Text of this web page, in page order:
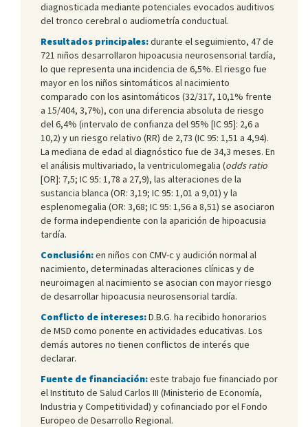
diagnosticada mediante potenciales evocados auditivos
del tronco cerebral o audiometría conductual.
Resultados principales:durante el seguimiento, 47 de
721 niños desarrollaron hipoacusia neurosensorial tardía,
lo que representa una incidencia de 6,5%. El riesgo fue
mayor en los niños sintomáticos al nacimiento
comparado con los asintomáticos (32/317, 10,1% frente
a 15/404, 3,7%), con una diferencia absoluta de riesgo
del 6,4% (intervalo de confianza del 95% [IC 95]: 2,6 a
10,2) y un riesgo relativo (RR) de 2,73 (IC 95: 1,51 a 4,94).
La mediana de edad al diagnóstico fue de 34,3 meses. En
el análisis multivariado, la ventriculomegalia (odds ratio
[OR]: 7,5; IC 95: 1,78 a 27,9), las alteraciones de la
sustancia blanca (OR: 3,19; IC 95: 1,01 a 9,01) y la
esplenomegalia (OR: 3,68; IC 95: 1,56 a 8,51) se asociaron
de forma independiente con la aparición de hipoacusia
tardía.
Conclusión:en niños con CMV-c y audición normal al
nacimiento, determinadas alteraciones clínicas y de
neuroimagen al nacimiento se asocian con mayor riesgo
de desarrollar hipoacusia neurosensorial tardía.
Conflicto de intereses:D.B.G. ha recibido honorarios
de MSD como ponente en actividades educativas. Los
demás autores no tienen conflictos de interés que
declarar.
Fuente de financiación:este trabajo fue financiado por
el Instituto de Salud Carlos III (Ministerio de Economía,
Industria y Competitividad) y cofinanciado por el Fondo
Europeo de Desarrollo Regional.